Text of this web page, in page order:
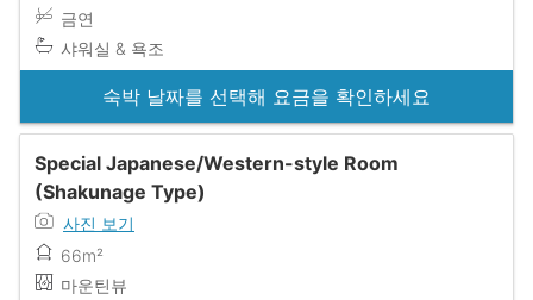
금연
샤워실 & 욕조
숙박 날짜를 선택해 요금을 확인하세요
Special Japanese/Western-style Room
(Shakunage Type)
사진 보기
66m²
마운틴뷰